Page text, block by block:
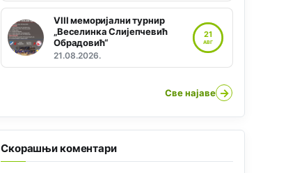
VIII меморијални турнир
„Веселинка Слијепчевић
Обрадовић“
21.08.2026.
21
АВГ
Све најаве →
Скорашњи коментари